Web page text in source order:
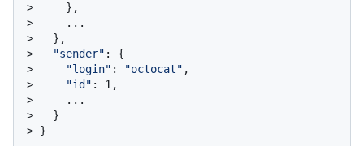
>
    },
>
    ...
>
  },
>
"sender" : {
>
"login" : "octocat" ,
>
"id" : 1,
>
    ...
>
  }
> }